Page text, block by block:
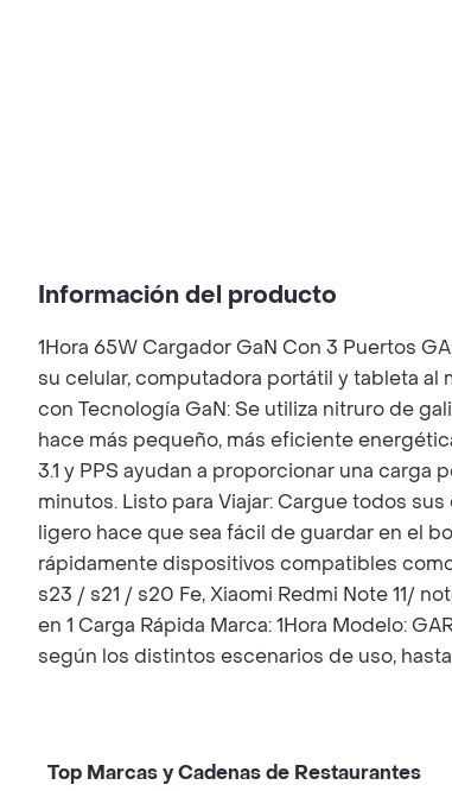
Información del producto
1Hora 65W Cargador GaN Con 3 Puertos
su celular, computadora portátil y tableta
con Tecnología GaN: Se utiliza nitruro de
hace más pequeño, más eficiente
3.1 y PPS ayudan a proporcionar una carga
minutos. Listo para Viajar: Cargue todos
ligero hace que sea fácil de guardar en el
rápidamente dispositivos compatibles como
s23 / s21 / s20 Fe, Xiaomi Redmi Note 11/
en 1 Carga Rápida Marca: 1Hora Modelo:
según los distintos escenarios de uso,
Top Marcas y Cadenas de Restaurantes